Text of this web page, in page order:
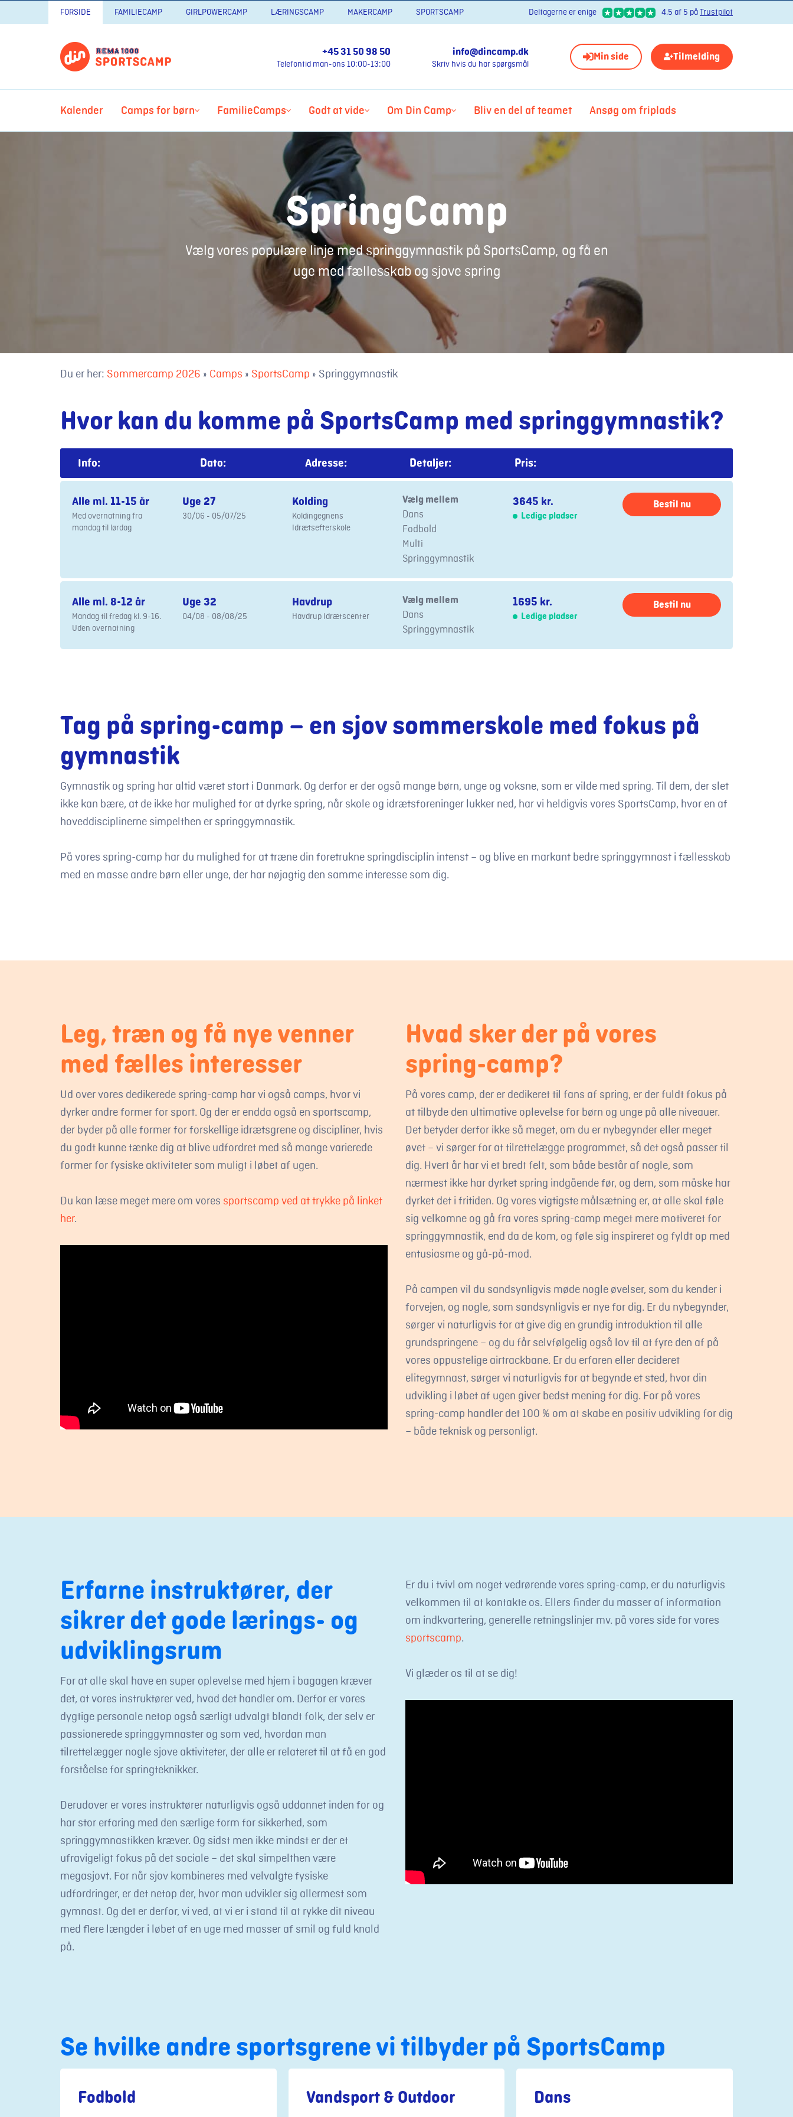
FORSIDE FAMILIECAMP GIRLPOWERCAMP LÆRINGSCAMP MAKERCAMP SPORTSCAMP Deltagerne er enige 4.5 af 5 på Trustpilot
+45 31 50 98 50
Telefontid man-ons 10:00-13:00
info@dincamp.dk
Skriv hvis du har spørgsmål
Min side Tilmelding
Kalender Camps for børn FamilieCamps Godt at vide Om Din Camp Bliv en del af teamet Ansøg om friplads
SpringCamp
Vælg vores populære linje med springgymnastik på SportsCamp, og få en
uge med fællesskab og sjove spring
Du er her: Sommercamp 2026 » Camps » SportsCamp » Springgymnastik
Hvor kan du komme på SportsCamp med springgymnastik?
Info: Dato: Adresse: Detaljer: Pris:
Alle ml. 11-15 år
Med overnatning fra
mandag til lørdag
Uge 27
30/06 - 05/07/25
Kolding
Koldingegnens
Idrætsefterskole
Vælg mellem
Dans
Fodbold
Multi
Springgymnastik
3645 kr.
Ledige pladser
Bestil nu
Alle ml. 8-12 år
Mandag til fredag kl. 9-16.
Uden overnatning
Uge 32
04/08 - 08/08/25
Havdrup
Havdrup Idrætscenter
Vælg mellem
Dans
Springgymnastik
1695 kr.
Ledige pladser
Bestil nu
Tag på spring-camp – en sjov sommerskole med fokus på
gymnastik
Gymnastik og spring har altid været stort i Danmark. Og derfor er der også mange børn, unge og voksne, som er vilde med spring. Til dem, der slet
ikke kan bære, at de ikke har mulighed for at dyrke spring, når skole og idrætsforeninger lukker ned, har vi heldigvis vores SportsCamp, hvor en af
hoveddisciplinerne simpelthen er springgymnastik.
På vores spring-camp har du mulighed for at træne din foretrukne springdisciplin intenst – og blive en markant bedre springgymnast i fællesskab
med en masse andre børn eller unge, der har nøjagtig den samme interesse som dig.
Leg, træn og få nye venner
med fælles interesser
Ud over vores dedikerede spring-camp har vi også camps, hvor vi
dyrker andre former for sport. Og der er endda også en sportscamp,
der byder på alle former for forskellige idrætsgrene og discipliner, hvis
du godt kunne tænke dig at blive udfordret med så mange varierede
former for fysiske aktiviteter som muligt i løbet af ugen.
Du kan læse meget mere om vores sportscamp ved at trykke på linket
her.
Hvad sker der på vores
spring-camp?
På vores camp, der er dedikeret til fans af spring, er der fuldt fokus på
at tilbyde den ultimative oplevelse for børn og unge på alle niveauer.
Det betyder derfor ikke så meget, om du er nybegynder eller meget
øvet – vi sørger for at tilrettelægge programmet, så det også passer til
dig. Hvert år har vi et bredt felt, som både består af nogle, som
nærmest ikke har dyrket spring indgående før, og dem, som måske har
dyrket det i fritiden. Og vores vigtigste målsætning er, at alle skal føle
sig velkomne og gå fra vores spring-camp meget mere motiveret for
springgymnastik, end da de kom, og føle sig inspireret og fyldt op med
entusiasme og gå-på-mod.
På campen vil du sandsynligvis møde nogle øvelser, som du kender i
forvejen, og nogle, som sandsynligvis er nye for dig. Er du nybegynder,
sørger vi naturligvis for at give dig en grundig introduktion til alle
grundspringene – og du får selvfølgelig også lov til at fyre den af på
vores oppustelige airtrackbane. Er du erfaren eller decideret
elitegymnast, sørger vi naturligvis for at begynde et sted, hvor din
udvikling i løbet af ugen giver bedst mening for dig. For på vores
spring-camp handler det 100 % om at skabe en positiv udvikling for dig
– både teknisk og personligt.
Erfarne instruktører, der
sikrer det gode lærings- og
udviklingsrum
For at alle skal have en super oplevelse med hjem i bagagen kræver
det, at vores instruktører ved, hvad det handler om. Derfor er vores
dygtige personale netop også særligt udvalgt blandt folk, der selv er
passionerede springgymnaster og som ved, hvordan man
tilrettelægger nogle sjove aktiviteter, der alle er relateret til at få en god
forståelse for springteknikker.
Derudover er vores instruktører naturligvis også uddannet inden for og
har stor erfaring med den særlige form for sikkerhed, som
springgymnastikken kræver. Og sidst men ikke mindst er der et
ufravigeligt fokus på det sociale – det skal simpelthen være
megasjovt. For når sjov kombineres med velvalgte fysiske
udfordringer, er det netop der, hvor man udvikler sig allermest som
gymnast. Og det er derfor, vi ved, at vi er i stand til at rykke dit niveau
med flere længder i løbet af en uge med masser af smil og fuld knald
på.
Er du i tvivl om noget vedrørende vores spring-camp, er du naturligvis
velkommen til at kontakte os. Ellers finder du masser af information
om indkvartering, generelle retningslinjer mv. på vores side for vores
sportscamp.
Vi glæder os til at se dig!
Se hvilke andre sportsgrene vi tilbyder på SportsCamp
Fodbold Vandsport & Outdoor Dans